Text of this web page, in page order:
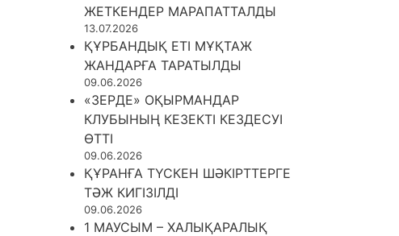
ЖЕТКЕНДЕР МАРАПАТТАЛДЫ
13.07.2026
ҚҰРБАНДЫҚ ЕТІ МҰҚТАЖ
ЖАНДАРҒА ТАРАТЫЛДЫ
09.06.2026
«ЗЕРДЕ» ОҚЫРМАНДАР
КЛУБЫНЫҢ КЕЗЕКТІ КЕЗДЕСУІ
ӨТТІ
09.06.2026
ҚҰРАНҒА ТҮСКЕН ШӘКІРТТЕРГЕ
ТӘЖ КИГІЗІЛДІ
09.06.2026
1 МАУСЫМ – ХАЛЫҚАРАЛЫҚ